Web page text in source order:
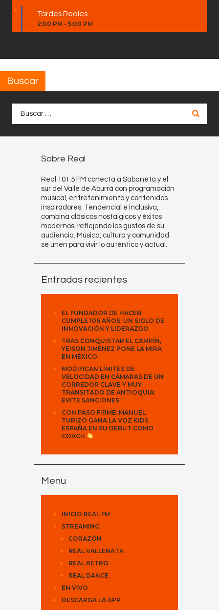
Tardes Reales
2:00 PM - 5:00 PM
Buscar
Sobre Real
Real 101.5 FM conecta a Sabaneta y el
sur del Valle de Aburrá con programación
musical, entretenimiento y contenidos
inspiradores. Tendencial e inclusiva,
combina clásicos nostálgicos y éxitos
modernos, reflejando los gustos de su
audiencia. Música, cultura y comunidad
se unen para vivir lo auténtico y actual.
Entradas recientes
EL FUNDADOR DE HACEB
CUMPLE 106 AÑOS: UN SIGLO DE
INNOVACIÓN Y LIDERAZGO
TRAS CONQUISTAR EL CAMPÍN,
YEISON JIMÉNEZ PONE LA MIRA
EN MÉXICO
MODIFICAN LÍMITES DE
VELOCIDAD EN CÁMARAS DE UN
CORREDOR CLAVE Y MUY
TRANSITADO DE ANTIOQUIA:
EVITE SANCIONES
CON PASO FIRME: MANUEL
TURIZO GANA LA VOZ KIDS
ESPAÑA EN SU DEBUT COMO
COACH
Menu
INICIO REAL FM
STREAMING
CORAZÓN
REAL VALLENATA
REAL RETRO
REAL DANCE
EN VIVO
DESCARGA LA APP